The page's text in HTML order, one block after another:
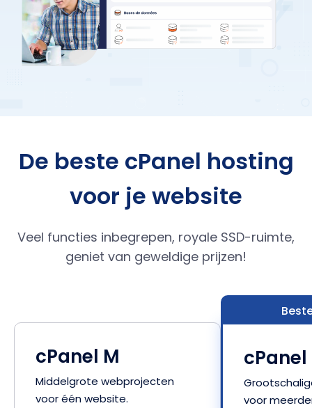
De beste cPanel hosting
voor je website
Veel functies inbegrepen, royale SSD-ruimte,
geniet van geweldige prijzen!
cPanel M
Middelgrote webprojecten
voor één website.
cPanel
voor